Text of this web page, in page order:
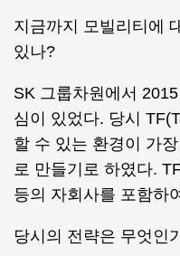
지금까지 모빌리티에
있나?
SK 그룹차원에서
심이 있었다. 당시
할 수 있는 환경이 가
로 만들기로 하였다.
등의 자회사를 포함하
당시의 전략은 무엇인